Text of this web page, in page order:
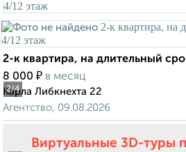
2/4
2-к квартира, на длительный
8 000 ₽ в месяц
Карла Либкнехта 22
Агентство, 09.08.2026
Виртуальные 3D-туры